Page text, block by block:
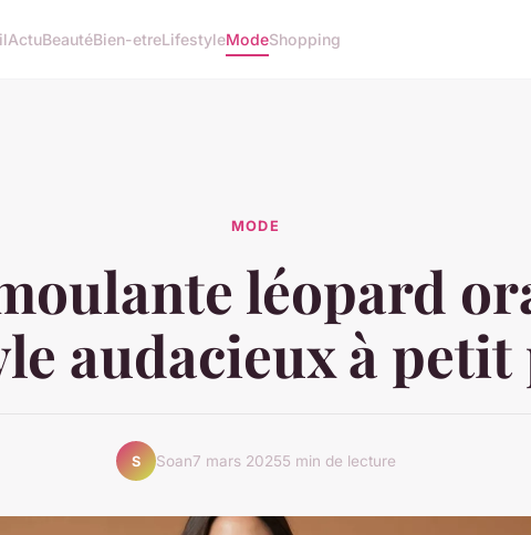
ActuBeautéBien-etreLifestyleModeShopping
MODE
léopard
audacieux à
S Soan7 mars 20255 min de lecture